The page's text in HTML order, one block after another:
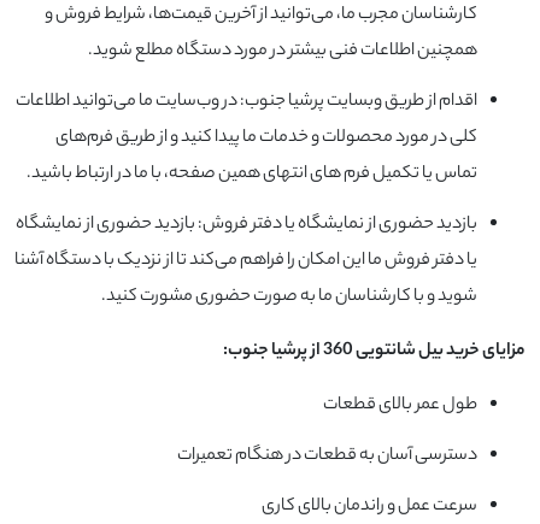
کارشناسان مجرب ما، می‌توانید از آخرین قیمت‌ها، شرایط فروش و
همچنین اطلاعات فنی بیشتر در مورد دستگاه مطلع شوید.
اقدام از طریق وبسایت پرشیا جنوب: در وب‌سایت ما می‌توانید اطلاعات
کلی در مورد محصولات و خدمات ما پیدا کنید و از طریق فرم‌های
تماس یا تکمیل فرم های انتهای همین صفحه، با ما در ارتباط باشید.
بازدید حضوری از نمایشگاه یا دفتر فروش: بازدید حضوری از نمایشگاه
یا دفتر فروش ما این امکان را فراهم می‌کند تا از نزدیک با دستگاه آشنا
شوید و با کارشناسان ما به صورت حضوری مشورت کنید.
مزایای خرید بیل شانتویی 360 از پرشیا جنوب:
طول عمر بالای قطعات
دسترسی آسان به قطعات در هنگام تعمیرات
سرعت عمل و راندمان بالای کاری